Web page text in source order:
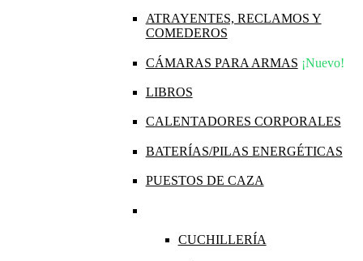
ATRAYENTES, RECLAMOS Y
COMEDEROS
CÁMARAS PARA ARMAS ¡Nuevo!
LIBROS
CALENTADORES CORPORALES
BATERÍAS/PILAS ENERGÉTICAS
PUESTOS DE CAZA
CUCHILLERÍA